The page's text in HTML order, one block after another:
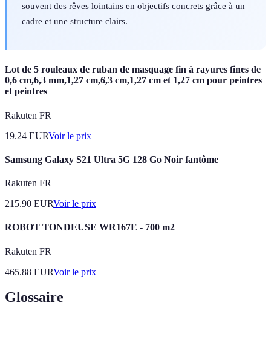
souvent des rêves lointains en objectifs concrets grâce à un
cadre et une structure clairs.
Lot de 5 rouleaux de ruban de masquage fin à rayures fines de
0,6 cm,6,3 mm,1,27 cm,6,3 cm,1,27 cm et 1,27 cm pour peintres
et peintres
Rakuten FR
19.24 EURVoir le prix
Samsung Galaxy S21 Ultra 5G 128 Go Noir fantôme
Rakuten FR
215.90 EURVoir le prix
ROBOT TONDEUSE WR167E - 700 m2
Rakuten FR
465.88 EURVoir le prix
Glossaire